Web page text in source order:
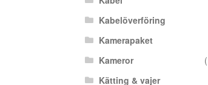
Kabelöverföring
Kamerapaket
Kameror
Kätting & vajer